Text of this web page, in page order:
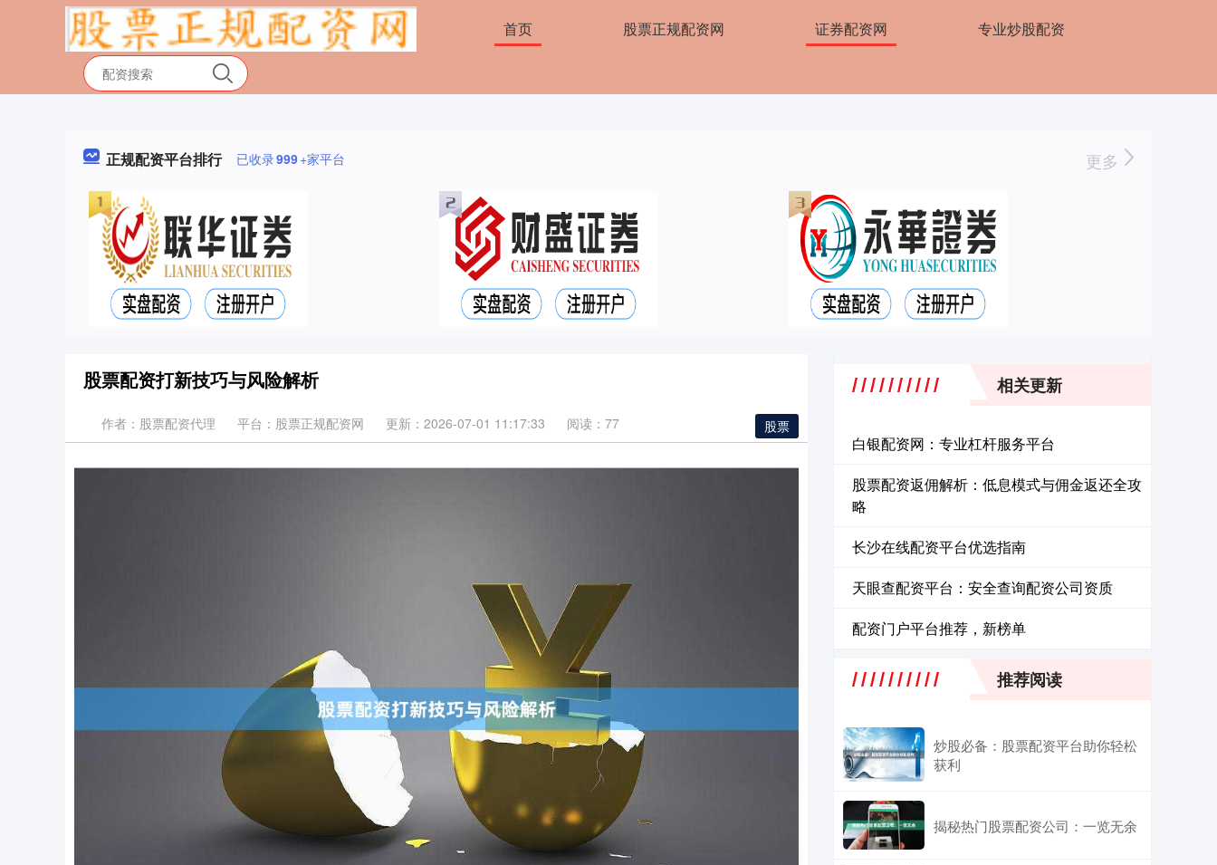
首页 股票正规配资网 证券配资网 专业炒股配资
正规配资平台排行 已收录999+家平台 更多
股票配资打新技巧与风险解析
股票
作者：股票配资代理 平台：股票正规配资网 更新：2026-07-01 11:17:33 阅读：77
相关更新
白银配资网：专业杠杆服务平台
股票配资返佣解析：低息模式与佣金返还全攻
略
长沙在线配资平台优选指南
天眼查配资平台：安全查询配资公司资质
配资门户平台推荐，新榜单
推荐阅读
炒股必备：股票配资平台助你轻松
获利
揭秘热门股票配资公司：一览无余